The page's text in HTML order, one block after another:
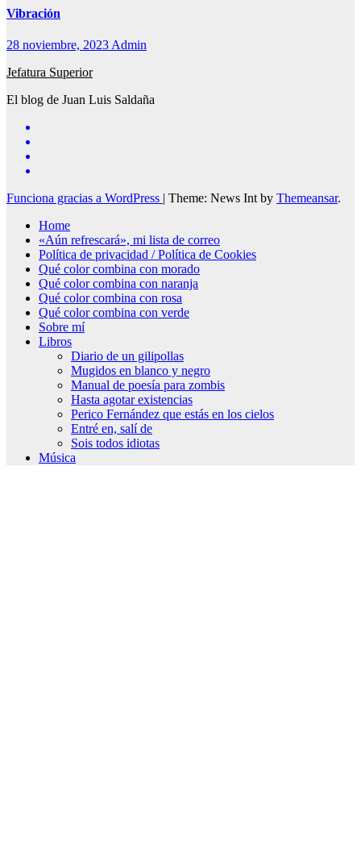
Vibración
28 noviembre, 2023 Admin
Jefatura Superior
El blog de Juan Luis Saldaña
Funciona gracias a WordPress | Theme: News Int by Themeansar.
Home
«Aún refrescará», mi lista de correo
Política de privacidad / Política de Cookies
Qué color combina con morado
Qué color combina con naranja
Qué color combina con rosa
Qué color combina con verde
Sobre mí
Libros
Diario de un gilipollas
Mugidos en blanco y negro
Manual de poesía para zombis
Hasta agotar existencias
Perico Fernández que estás en los cielos
Entré en, salí de
Sois todos idiotas
Música